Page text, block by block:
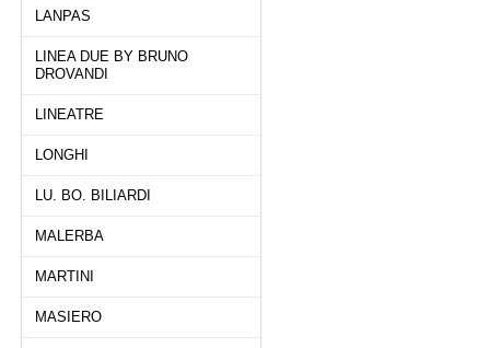
LANPAS
LINEA DUE BY BRUNO
DROVANDI
LINEATRE
LONGHI
LU. BO. BILIARDI
MALERBA
MARTINI
MASIERO